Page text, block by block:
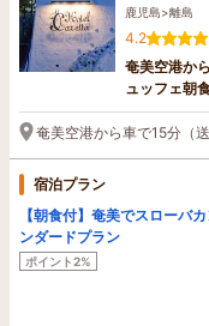
鹿児島>離島
4.2
奄美空港か
ュッフェ朝
奄美空港から車で15分（
宿泊プラン
【朝食付】奄美でスローバ
ンダードプラン
ポイント2%